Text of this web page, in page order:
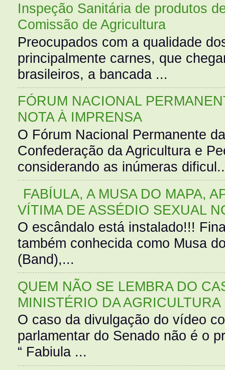
Inspeção Sanitária de produtos
Comissão de Agricultura
Preocupados com a qualidade
principalmente carnes, que
brasileiros, a bancada ...
FÓRUM NACIONAL
NOTA À IMPRENSA
O Fórum Nacional Permanente
Confederação da Agricultura e
considerando as inúmeras
FABÍULA, A MUSA DO MAPA,
VÍTIMA DE ASSÉDIO SEXUAL
O escândalo está instalado!!!
também conhecida como Musa
(Band),...
QUEM NÃO SE LEMBRA DO
MINISTÉRIO DA AGRICULTURA
O caso da divulgação do vídeo
parlamentar do Senado não é o
“ Fabiula ...